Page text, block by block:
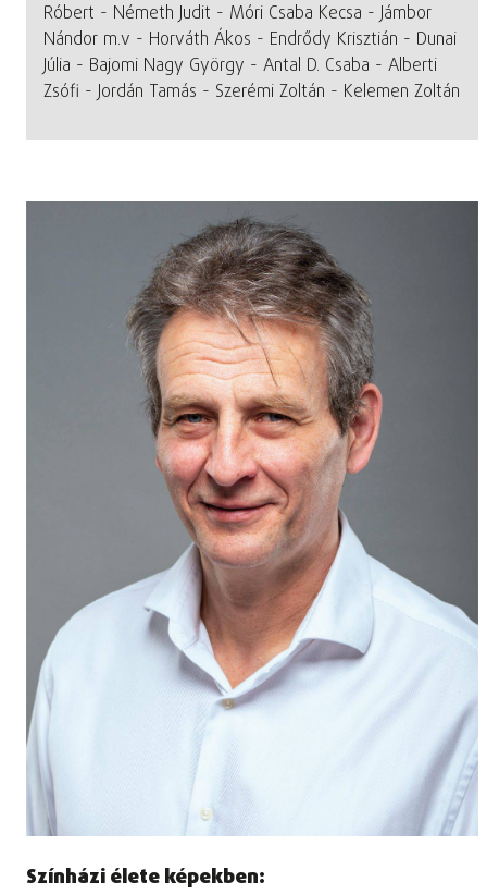
Róbert - Németh Judit - Móri Csaba Kecsa - Jámbor
Nándor m.v - Horváth Ákos - Endrődy Krisztián - Dunai
Júlia - Bajomi Nagy György - Antal D. Csaba - Alberti
Zsófi - Jordán Tamás - Szerémi Zoltán - Kelemen Zoltán
Színházi élete képekben: